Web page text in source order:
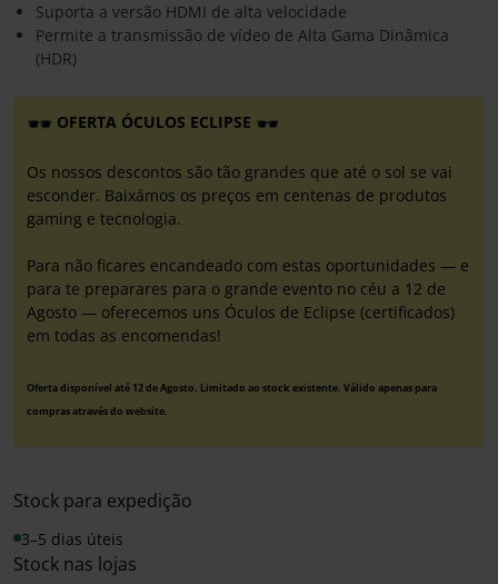
Suporta a versão HDMI de alta velocidade
Permite a transmissão de vídeo de Alta Gama Dinâmica
(HDR)
OFERTA ÓCULOS ECLIPSE
Os nossos descontos são tão grandes que até o sol se vai
esconder. Baixámos os preços em centenas de produtos
gaming e tecnologia.
Para não ficares encandeado com estas oportunidades — e
para te preparares para o grande evento no céu a 12 de
Agosto — oferecemos uns Óculos de Eclipse (certificados)
em todas as encomendas!
Oferta disponível até 12 de Agosto. Limitado ao stock existente. Válido apenas para
compras através do website.
Stock para expedição
3–5 dias úteis
Stock nas lojas